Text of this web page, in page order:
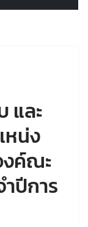
และ
หน่ง
ค์ณะ
ปีการ